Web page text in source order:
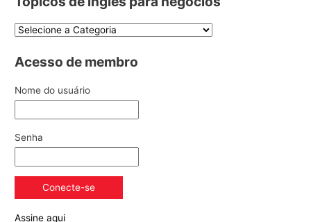
Acesso de membro
Nome do usuário
Senha
Assine aqui